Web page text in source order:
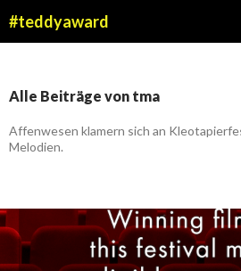
#teddyaward
Alle Beiträge von tma
Affenwesen klamern sich an
Melodien.